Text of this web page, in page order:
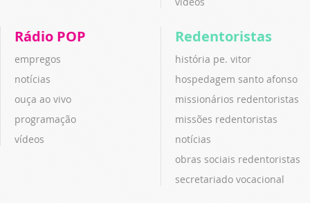
Rádio POP
empregos
notícias
ouça ao vivo
programação
vídeos
Redentoristas
história pe. vitor
hospedagem santo afonso
missionários redentoristas
missões redentoristas
notícias
obras sociais redentoristas
secretariado vocacional